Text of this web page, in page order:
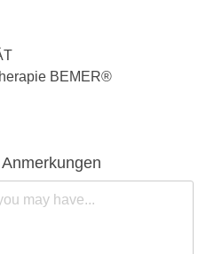
BEMER®